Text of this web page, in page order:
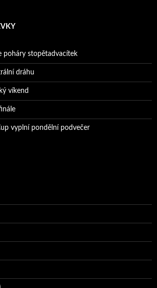
poháry stopětadvacítek
dráhu
víkend
vyplní pondělní podvečer